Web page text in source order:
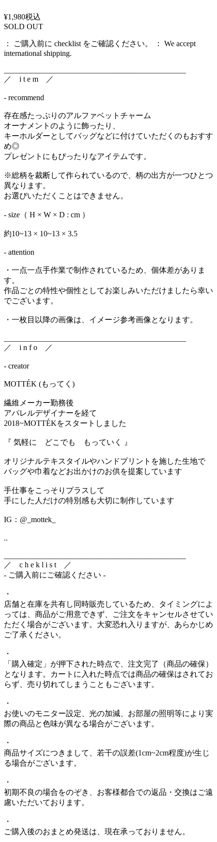
¥1,980税込
SOLD OUT
： ご購入前に checklist をご確認ください。 ： We accept
international shipping.
／ i t e m ／
- recommend
存在感たっぷりのアルファベットチャーム
オーナメントのように飾ったり、
キーホルダーとしてバッグなどに付けていただくのもおすす
め◎
プレゼントにもぴったりなアイテムです。
※総柄を裁断して作られているので、柄の出方が一つひとつ
異なります。
お選びいただくことはできません。
- size（ H × W × D : cm ）
約10~13 × 10~13 × 3.5
- attention
・一点一点手作業で制作されているため、個体差がありま
す。
作品ごとの特性や個性としてお楽しみいただけましたら幸い
でございます。
・一枚目以降の画像は、イメージ参考画像となります。
／ i n f o ／
- creator
MOTTÉK (もってく)
繊維メーカー勤務後
アパレルデザイナーを経て
2018~MOTTÉKをスタートしました
『 気軽に どこでも もっていく 』
オリジナルテキスタイルやハンドプリントを施した生地で
バッグや巾着などお出かけのお供を提案しています
手仕事をこっそりプラスして
手にした人だけの特別感も大切に制作しています
IG：@_mottek_
..
／ c h e k l i s t ／
- ご購入前にご確認ください -
・
店舗と在庫を共有し同時販売しているため、タイミングによ
っては、商品がご用意できず、ご注文をキャンセルさせてい
ただく場合がございます。大変恐れ入りますが、あらかじめ
ご了承ください。
・
「購入確定」が押下された時点で、注文完了（商品の確保）
となります。カートに入れた時点では商品の確保はされてお
らず、売り切れてしまうこともございます。
・
お使いのモニター設定、光の加減、お部屋の照明等により実
際の商品と色味が異なる場合がございます。
・
商品サイズにつきまして、若干の誤差(1cm~2cm程度)が生じ
る場合がございます。
・
初期不良の場合をのぞき、お客様都合での返品・交換はご遠
慮いただいております。
・
ご購入後のおまとめ発送は、現在承っておりません。